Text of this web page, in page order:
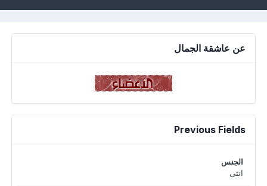
عن عاشقة الجمال
Previous Fields
الجنس
انثى